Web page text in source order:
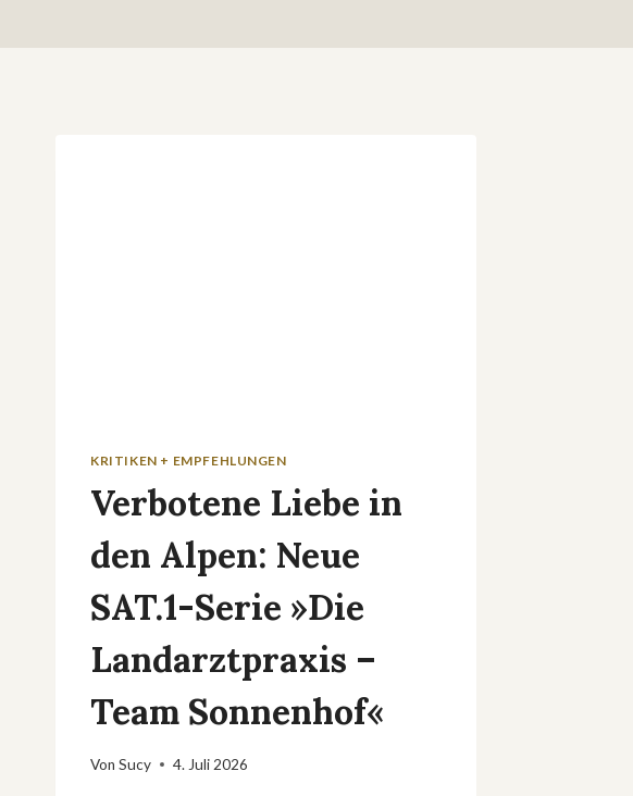
KRITIKEN + EMPFEHLUNGEN
Verbotene Liebe in
den Alpen: Neue
SAT.1-Serie »Die
Landarztpraxis –
Team Sonnenhof«
Von Sucy 4. Juli 2026